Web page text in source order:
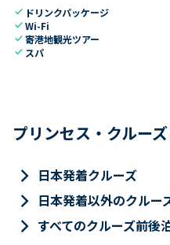
check ドリンクパッケージ
checkWi-Fi
check寄港地観光ツアー
check スパ
プリンセス・クルー
keyboard_arrow_right 日本発着クルーズ
keyboard_arrow_right 日本発着以外のクルー
keyboard_arrow_right すべてのクルーズ前後